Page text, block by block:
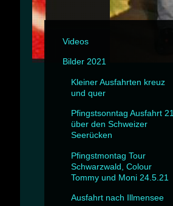
Videos
Bilder 2021
Kleiner Ausfahrten kreuz
und quer
Pfingstsonntag Ausfahrt 21
über den Schweizer
Seerücken
Pfingstmontag Tour
Schwarzwald, Colour
Tommy und Moni 24.5.21
Ausfahrt nach Illmensee